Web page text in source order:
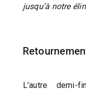
jusqu’à notre
L’autre